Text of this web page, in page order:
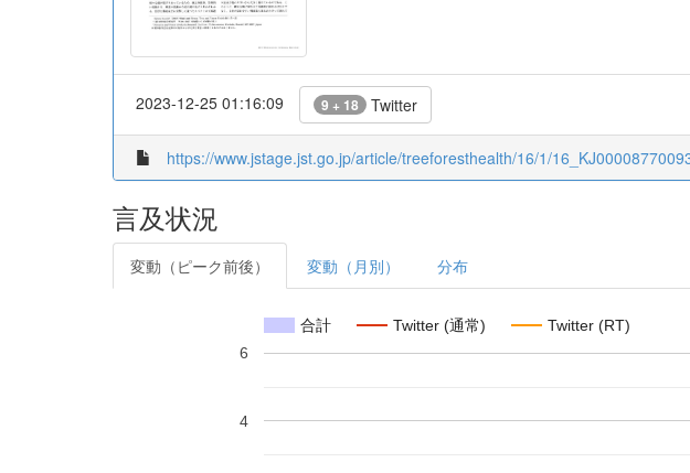
2023-12-25 01:16:09 9 + 18 Twitter
https://www.jstage.jst.go.jp/article/treeforesthealth/16/1/
言及状況
変動（ピーク前後） 変動（月別） 分布
合計 Twitter (通常) Twitter (RT)
4
6